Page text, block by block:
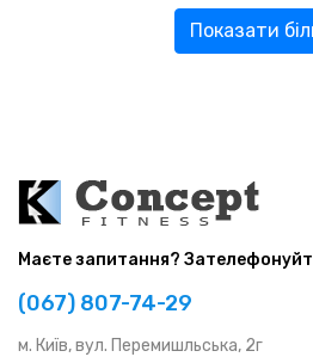
Показати
Маєте запитання?
(067) 807-74-29
м. Київ, вул. Перемишльська, 2г